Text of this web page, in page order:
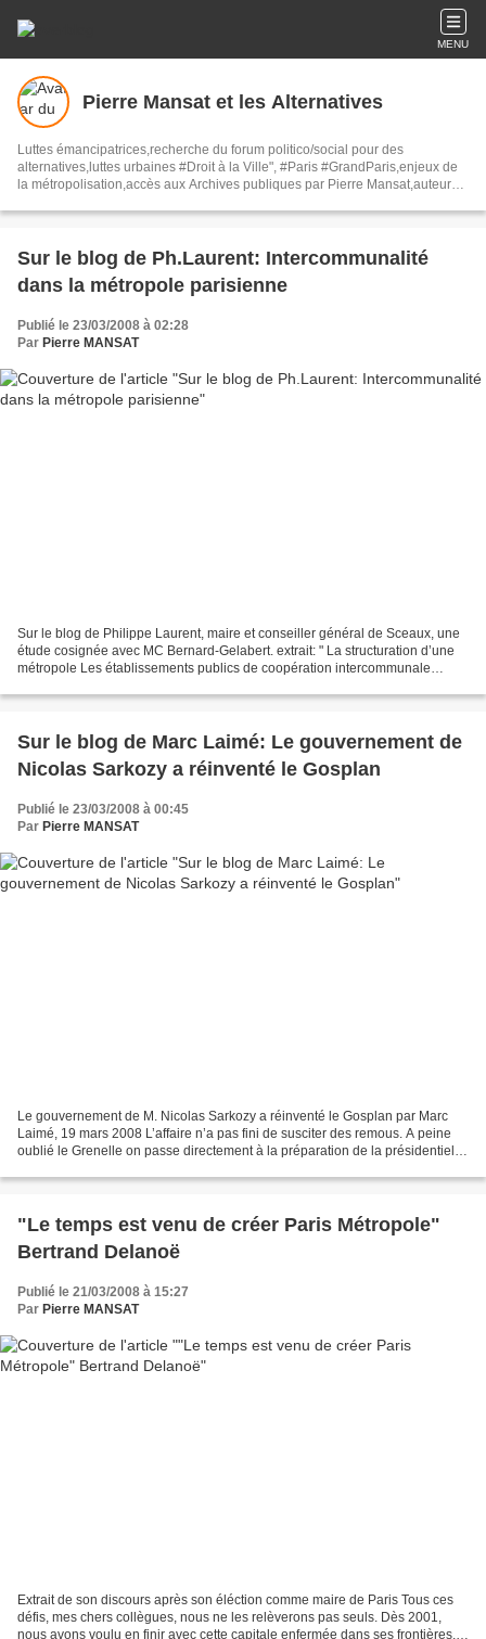
MENU
Pierre Mansat et les Alternatives
Luttes émancipatrices,recherche du forum politico/social pour des
alternatives,luttes urbaines #Droit à la Ville", #Paris #GrandParis,enjeux de
la métropolisation,accès aux Archives publiques par Pierre Mansat,auteur‼️
#Audin>bénevole Secours Populaire>Comité Laghouat-France>#Mumia
Sur le blog de Ph.Laurent: Intercommunalité
dans la métropole parisienne
Publié le 23/03/2008 à 02:28
Par Pierre MANSAT
Sur le blog de Philippe Laurent, maire et conseiller général de Sceaux, une
étude cosignée avec MC Bernard-Gelabert. extrait: " La structuration d’une
métropole Les établissements publics de coopération intercommunale
Sur le blog de Marc Laimé: Le gouvernement de
Nicolas Sarkozy a réinventé le Gosplan
Publié le 23/03/2008 à 00:45
Par Pierre MANSAT
Le gouvernement de M. Nicolas Sarkozy a réinventé le Gosplan par Marc
Laimé, 19 mars 2008 L’affaire n’a pas fini de susciter des remous. A peine
oublié le Grenelle on passe directement à la préparation de la présidentielle.
"Le temps est venu de créer Paris Métropole"
Bertrand Delanoë
Publié le 21/03/2008 à 15:27
Par Pierre MANSAT
Extrait de son discours après son éléction comme maire de Paris Tous ces
défis, mes chers collègues, nous ne les relèverons pas seuls. Dès 2001,
nous avons voulu en finir avec cette capitale enfermée dans ses frontières,